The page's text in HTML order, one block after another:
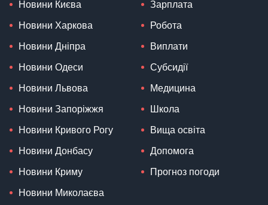
Новини Києва
Новини Харкова
Новини Дніпра
Новини Одеси
Новини Львова
Новини Запоріжжя
Новини Кривого Рогу
Новини Донбасу
Новини Криму
Новини Миколаєва
Зарплата
Робота
Виплати
Субсидії
Медицина
Школа
Вища освіта
Допомога
Прогноз погоди